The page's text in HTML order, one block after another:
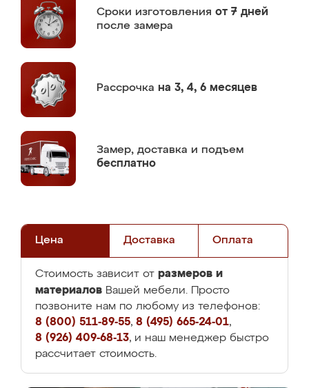
Сроки изготовления от 7 дней
после замера
Рассрочка на 3, 4, 6 месяцев
Замер, доставка и подъем
бесплатно
Цена Доставка Оплата
Стоимость зависит от размеров и
материалов Вашей мебели. Просто
позвоните нам по любому из телефонов:
8 (800) 511-89-55, 8 (495) 665-24-01,
8 (926) 409-68-13, и наш менеджер быстро
рассчитает стоимость.